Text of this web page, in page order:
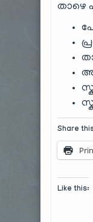
താഴെ
Share
Like this: